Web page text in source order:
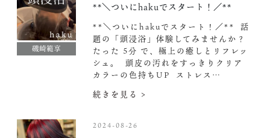
磯崎範享
**＼ついにhakuでスタート！／**
**＼ついにhakuでスタート！／** ‍ 話
題の「頭浸浴」体験してみませんか？
たった 5分 で、極上の癒しとリフレッ
シュ。
頭皮の汚れをすっきりクリア
カラーの色持ちUP
ストレス…
続きを見る >
2024-08-26